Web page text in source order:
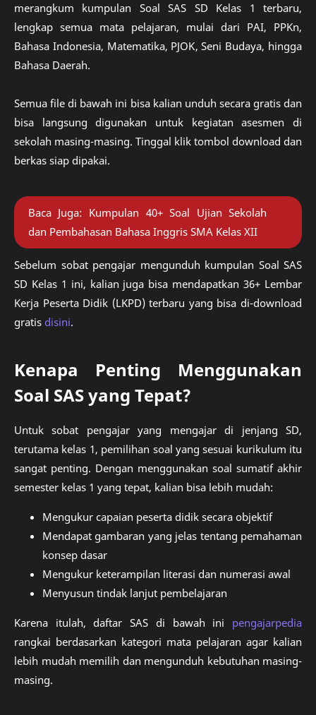
merangkum kumpulan Soal SAS SD Kelas 1 terbaru,
lengkap semua mata pelajaran, mulai dari PAI, PPKn,
Bahasa Indonesia, Matematika, PJOK, Seni Budaya, hingga
Bahasa Daerah.
Semua file di bawah ini bisa kalian unduh secara gratis dan
bisa langsung digunakan untuk kegiatan asesmen di
sekolah masing-masing. Tinggal klik tombol download dan
berkas siap dipakai.
Baca Juga: Kumpulan 40+ Soal Ujian Sekolah
dan Pembahasan Bahasa Inggris SMA Kelas XII
Sebelum sobat pengajar mengunduh kumpulan Soal SAS
SD Kelas 1 ini, kalian juga bisa mendapatkan 36+ Lembar
Kerja Peserta Didik (LKPD) terbaru yang bisa di-download
gratis disini.
Kenapa Penting Menggunakan
Soal SAS yang Tepat?
Untuk sobat pengajar yang mengajar di jenjang SD,
terutama kelas 1, pemilihan soal yang sesuai kurikulum itu
sangat penting. Dengan menggunakan soal sumatif akhir
semester kelas 1 yang tepat, kalian bisa lebih mudah:
Mengukur capaian peserta didik secara objektif
Mendapat gambaran yang jelas tentang pemahaman
konsep dasar
Mengukur keterampilan literasi dan numerasi awal
Menyusun tindak lanjut pembelajaran
Karena itulah, daftar SAS di bawah ini pengajarpedia
rangkai berdasarkan kategori mata pelajaran agar kalian
lebih mudah memilih dan mengunduh kebutuhan masing-
masing.